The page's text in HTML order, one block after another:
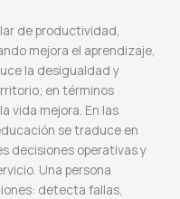
de productividad,
mejora el aprendizaje,
la desigualdad y
en términos
vida mejora. En las
se traduce en
decisiones operativas y
Una persona
detecta fallas,